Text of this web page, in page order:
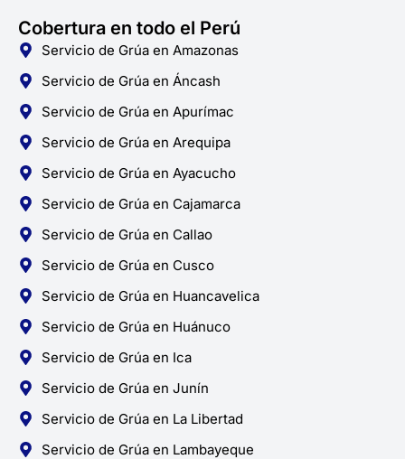
Cobertura en todo el Perú
Servicio de Grúa en Amazonas
Servicio de Grúa en Áncash
Servicio de Grúa en Apurímac
Servicio de Grúa en Arequipa
Servicio de Grúa en Ayacucho
Servicio de Grúa en Cajamarca
Servicio de Grúa en Callao
Servicio de Grúa en Cusco
Servicio de Grúa en Huancavelica
Servicio de Grúa en Huánuco
Servicio de Grúa en Ica
Servicio de Grúa en Junín
Servicio de Grúa en La Libertad
Servicio de Grúa en Lambayeque